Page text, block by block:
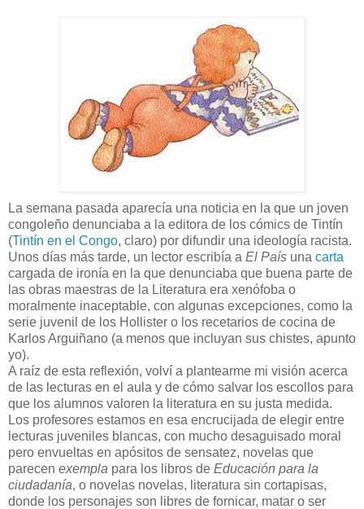
La semana pasada aparecía una noticia en la que un joven
congoleño denunciaba a la editora de los cómics de Tintín
(Tintín en el Congo, claro) por difundir una ideología racista.
Unos días más tarde, un lector escribía a El País una carta
cargada de ironía en la que denunciaba que buena parte de
las obras maestras de la Literatura era xenófoba o
moralmente inaceptable, con algunas excepciones, como la
serie juvenil de los Hollister o los recetarios de cocina de
Karlos Arguiñano (a menos que incluyan sus chistes, apunto
yo).
A raíz de esta reflexión, volví a plantearme mi visión acerca
de las lecturas en el aula y de cómo salvar los escollos para
que los alumnos valoren la literatura en su justa medida.
Los profesores estamos en esa encrucijada de elegir entre
lecturas juveniles blancas, con mucho desaguisado moral
pero envueltas en apósitos de sensatez, novelas que
parecen exempla para los libros de Educación para la
ciudadanía, o novelas novelas, literatura sin cortapisas,
donde los personajes son libres de fornicar, matar o ser